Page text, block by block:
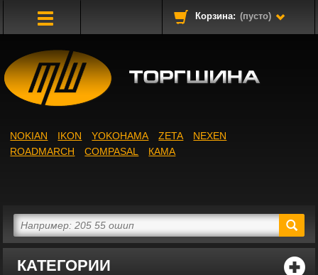
Корзина: (пусто)
КАТЕГОРИИ
NOKIAN IKON YOKOHAMA ZETA
NEXEN
ROADMARCH
COMPASAL КАМА